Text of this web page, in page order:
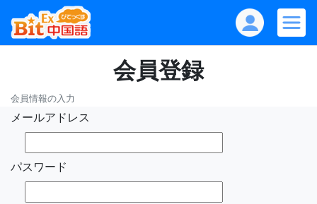
会員登録
会員情報の入力
メールアドレス
パスワード